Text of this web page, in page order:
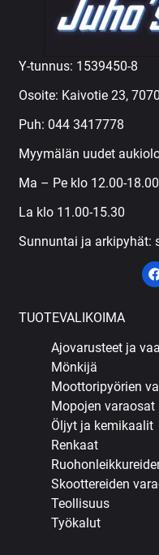
Y-tunnus: 1539450-8
Osoite: Kaivotie 23,
Puh: 044 3417778
Myymälän uudet
Ma – Pe klo 12.00-18.00
La klo 11.00-15.30
Sunnuntai ja arkipyhät:
TUOTEVALIKOIMA
Ajovarusteet ja
Mönkijä
Moottoripyörien
Mopojen varaosat
Öljyt ja kemikaalit
Renkaat
Skoottereiden
Teollisuus
Työkalut